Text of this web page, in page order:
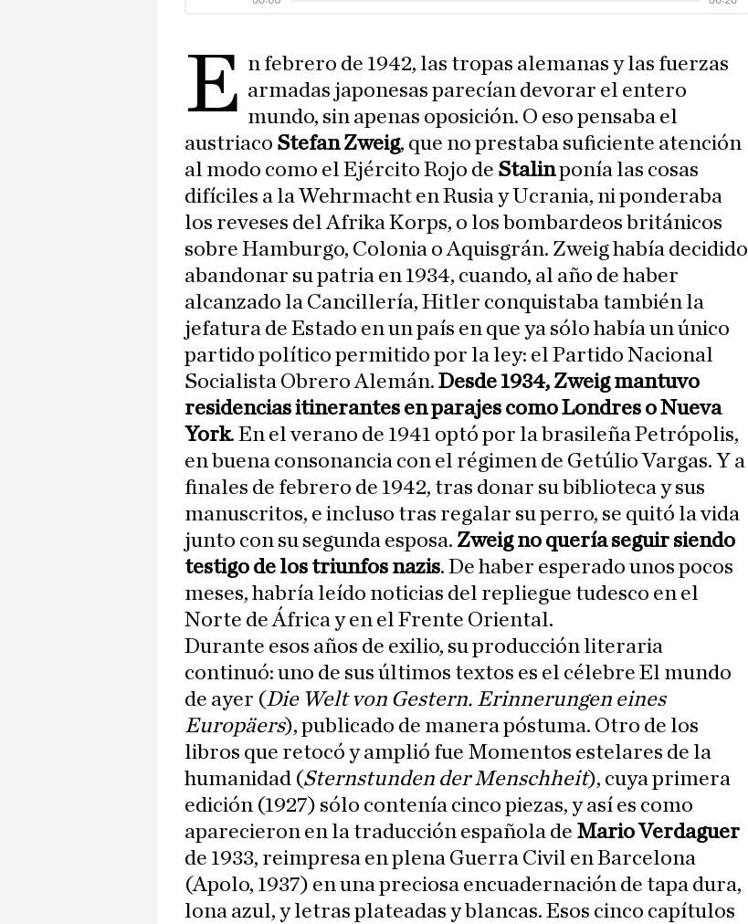
E n febrero de 1942, las tropas alemanas y las fuerzas
armadas japonesas parecían devorar el entero
mundo, sin apenas oposición. O eso pensaba el
austriaco Stefan Zweig, que no prestaba suficiente atención
al modo como el Ejército Rojo de Stalinponía las cosas
difíciles a la Wehrmacht en Rusia y Ucrania, ni ponderaba
los reveses del Afrika Korps, o los bombardeos británicos
sobre Hamburgo, Colonia o Aquisgrán. Zweig había decidido
abandonar su patria en 1934, cuando, al año de haber
alcanzado la Cancillería, Hitler conquistaba también la
jefatura de Estado en un país en que ya sólo había un único
partido político permitido por la ley: el Partido Nacional
Socialista Obrero Alemán. Desde 1934, Zweig mantuvo
residencias itinerantes en parajes como Londres o Nueva
York. En el verano de 1941 optó por la brasileña Petrópolis,
en buena consonancia con el régimen de Getúlio Vargas. Y a
finales de febrero de 1942, tras donar su biblioteca y sus
manuscritos, e incluso tras regalar su perro, se quitó la vida
junto con su segunda esposa. Zweig no quería seguir siendo
testigo de los triunfos nazis. De haber esperado unos pocos
meses, habría leído noticias del repliegue tudesco en el
Norte de África y en el Frente Oriental.
Durante esos años de exilio, su producción literaria
continuó: uno de sus últimos textos es el célebre El mundo
de ayer (Die Welt von Gestern. Erinnerungen eines
Europäers), publicado de manera póstuma. Otro de los
libros que retocó y amplió fue Momentos estelares de la
humanidad (Sternstunden der Menschheit), cuya primera
edición (1927) sólo contenía cinco piezas, y así es como
aparecieron en la traducción española de Mario Verdaguer
de 1933, reimpresa en plena Guerra Civil en Barcelona
(Apolo, 1937) en una preciosa encuadernación de tapa dura,
lona azul, y letras plateadas y blancas. Esos cinco capítulos